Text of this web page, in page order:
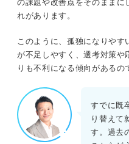
の課題や改善点をそのままに
れがあります。
このように、孤独になりや
が不足しやすく、選考対策や
りも不利になる傾向があるの
すでに既
り替えて
す。過去